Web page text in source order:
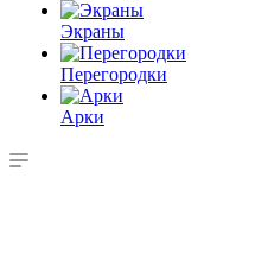
Экраны
Перегородки
Арки